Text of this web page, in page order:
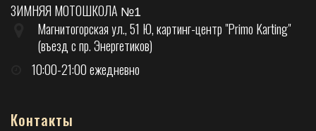
ЗИМНЯЯ МОТОШКОЛА №1
Магнитогорская ул., 51 Ю, картинг-центр "Primo Karting"
(въезд с пр. Энергетиков)
10:00-21:00 ежедневно
Контакты